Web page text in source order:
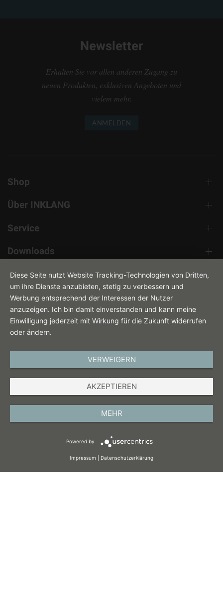
Newsletter
Erhalten Sie vor allen anderen Zugang zu
neuen Produkten, exklusiven Angeboten und
vielem mehr.
ANMELDEN
Shop
Über INKLANG
Service
Downloads
Kontakt
Diese Seite nutzt Website Tracking-Technologien von Dritten,
um ihre Dienste anzubieten, stetig zu verbessern und
Werbung entsprechend der Interessen der Nutzer
anzuzeigen. Ich bin damit einverstanden und kann meine
Einwilligung jederzeit mit Wirkung für die Zukunft widerrufen
oder ändern.
VERWEIGERN
AKZEPTIEREN
MEHR
Powered by
Impressum Datenschutzerklärung